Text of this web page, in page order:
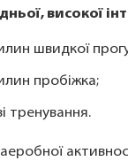
високої
швидкої
пробіжка;
тренування.